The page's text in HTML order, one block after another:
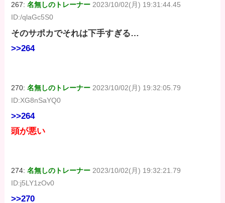
267:名無しのトレーナー 2023/10/02(月) 19:31:44.45
ID:/qlaGc5S0
そのサポカでそれは下手すぎる…
>>264
270:名無しのトレーナー 2023/10/02(月) 19:32:05.79
ID:XG8nSaYQ0
>>264
頭が悪い
274:名無しのトレーナー 2023/10/02(月) 19:32:21.79
ID:j5LY1zOv0
>>270